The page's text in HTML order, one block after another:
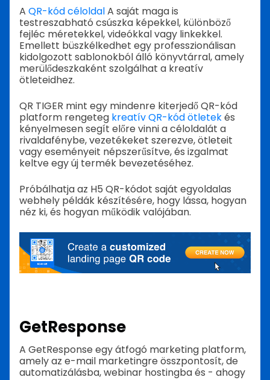
A QR-kód céloldalA saját maga is
testreszabható csúszka képekkel, különböző
fejléc méretekkel, videókkal vagy linkekkel.
Emellett büszkélkedhet egy professzionálisan
kidolgozott sablonokból álló könyvtárral, amely
merülődeszkaként szolgálhat a kreatív
ötleteidhez.
QR TIGER mint egy mindenre kiterjedő QR-kód
platform rengeteg kreatív QR-kód ötletekés
kényelmesen segít előre vinni a céloldalát a
rivaldafénybe, vezetékeket szerezve, ötleteit
vagy eseményeit népszerűsítve, és izgalmat
keltve egy új termék bevezetéséhez.
Próbálhatja az H5 QR-kódot saját egyoldalas
webhely példák készítésére, hogy lássa, hogyan
néz ki, és hogyan működik valójában.
GetResponse
A GetResponse egy átfogó marketing platform,
amely az e-mail marketingre összpontosít, de
automatizálásba, webinar hostingba és - ahogy